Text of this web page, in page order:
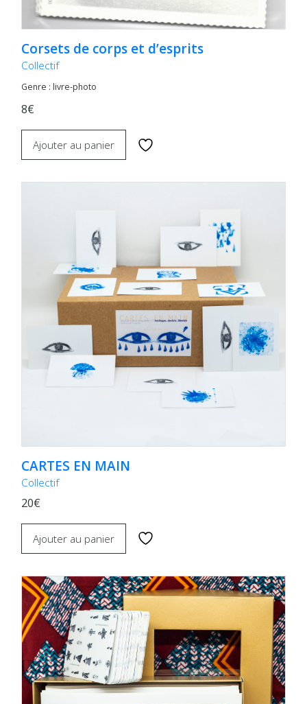
Corsets de corps et d’esprits
Collectif
Genre : livre-photo
8€
Ajouter au panier
CARTES EN MAIN
Collectif
20€
Ajouter au panier